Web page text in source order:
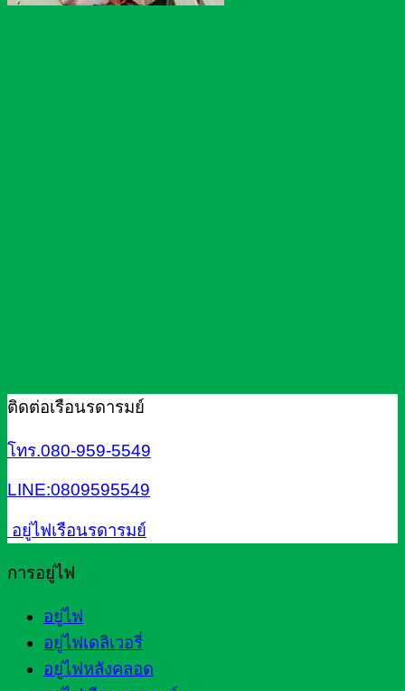
ติดต่อเรือนรดารมย์
โทร.080-959-5549
LINE:0809595549
อยู่ไฟเรือนรดารมย์
การอยู่ไฟ
อยู่ไฟ
อยู่ไฟเดลิเวอรี่
อยู่ไฟหลังคลอด